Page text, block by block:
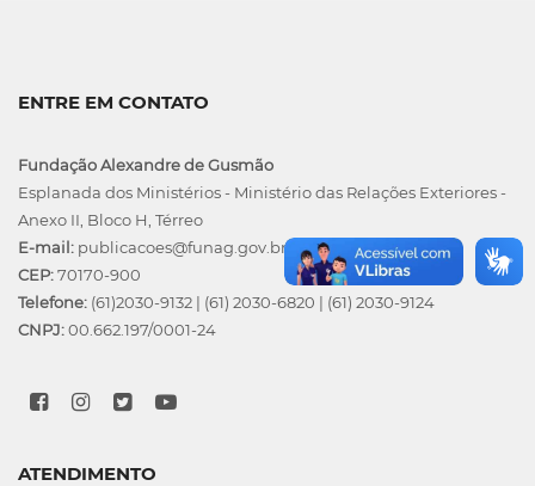
ENTRE EM CONTATO
Fundação Alexandre de Gusmão
Esplanada dos Ministérios - Ministério das Relações Exteriores -
Anexo II, Bloco H, Térreo
E-mail: publicacoes@funag.gov.br
CEP:70170-900
Telefone: (61)2030-9132 | (61) 2030-6820 | (61) 2030-9124
CNPJ:00.662.197/0001-24
ATENDIMENTO